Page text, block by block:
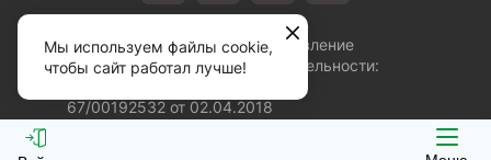
Лицензия на осуществление
образовательной деятельности:
67/00192532 от 02.04.2018
Мы используем файлы cookie,
чтобы сайт работал лучше!